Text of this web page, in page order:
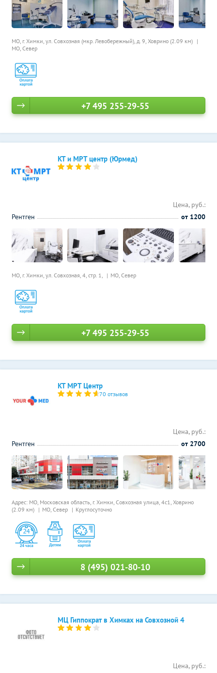
МО, г. Химки, ул. Совхозная (мкр. Левобережный), д. 9, Ховрино (2.09 км)
МО, Север
+7 495 255-29-55
КТ и МРТ центр (Юрмед)
МО, г. Химки, ул. Совхозная, 4, стр. 1, МО, Север
Цена, руб.:
Рентген
от 1200
+7 495 255-29-55
КТ МРТ Центр
70 отзывов
Адрес: МО, Московская область, г. Химки, Совхозная улица, 4с1, Ховрино
(2.09 км)
МО, Север Круглосуточно
Цена, руб.:
Рентген
от 2700
8 (495) 021-80-10
МЦ Гиппократ в Химках на Совхозной 4
Цена, руб.: